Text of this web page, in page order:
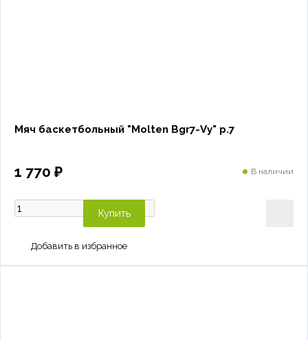
Мяч баскетбольный "Molten Bgr7-Vy" р.7
1 770 ₽ В наличии
Купить